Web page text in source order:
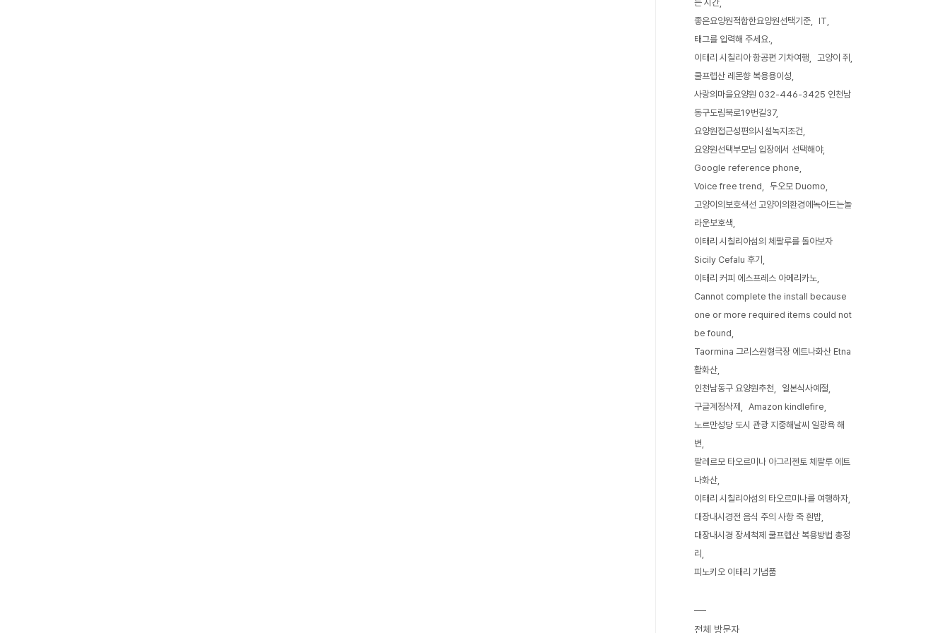
는 시간
좋은요양원적합한요양원선택기준
IT
태그를 입력해 주세요.
이태리 시칠리아 항공편 기차여행
고양이 쥐
쿨프렙산 레몬향 복용용이성
사랑의마을요양원 032-446-3425 인천남
동구도림북로19번길37
요양원접근성편의시설녹지조건
요양원선택부모님 입장에서 선택해야
Google reference phone
Voice free trend
두오모 Duomo
고양이의보호색선 고양이의환경에녹아드는놀
라운보호색
이태리 시칠리아섬의 체팔루를 돌아보자
Sicily Cefalu 후기
이태리 커피 에스프레스 아메리카노
Cannot complete the install because
one or more required items could not
be found
Taormina 그리스원형극장 에트나화산 Etna
활화산
인천남동구 요양원추천
일본식사예절
구글계정삭제
Amazon kindlefire
노르만성당 도시 관광 지중해날씨 일광욕 해
변
팔레르모 타오르미나 아그리젠토 체팔루 에트
나화산
이태리 시칠리아섬의 타오르미나를 여행하자
대장내시경전 음식 주의 사항 죽 흰밥
대장내시경 장세척제 쿨프렙산 복용방법 총정
리
피노키오 이태리 기념품
전체 방문자